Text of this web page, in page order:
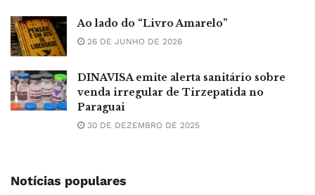
Ao lado do “Livro Amarelo”
26 DE JUNHO DE 2026
DINAVISA emite alerta sanitário sobre
venda irregular de Tirzepatida no
Paraguai
30 DE DEZEMBRO DE 2025
Notícias populares